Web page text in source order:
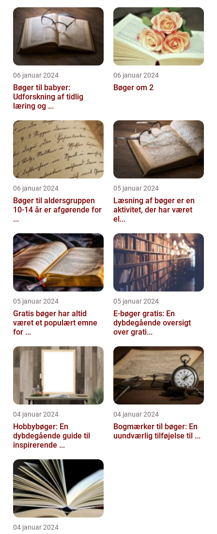
06 januar 2024
Bøger til babyer:
Udforskning af tidlig
læring og ...
06 januar 2024
Bøger om 2
06 januar 2024
Bøger til aldersgruppen
10-14 år er afgørende for
...
05 januar 2024
Læsning af bøger er en
aktivitet, der har været
el...
05 januar 2024
Gratis bøger har altid
været et populært emne
for ...
05 januar 2024
E-bøger gratis: En
dybdegående oversigt
over grati...
04 januar 2024
Hobbybøger: En
dybdegående guide til
inspirerende ...
04 januar 2024
Bogmærker til bøger: En
uundværlig tilføjelse til ...
04 januar 2024